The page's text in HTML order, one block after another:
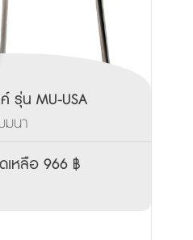
รุ่น MU-USA
มนา
เหลือ 966 ฿